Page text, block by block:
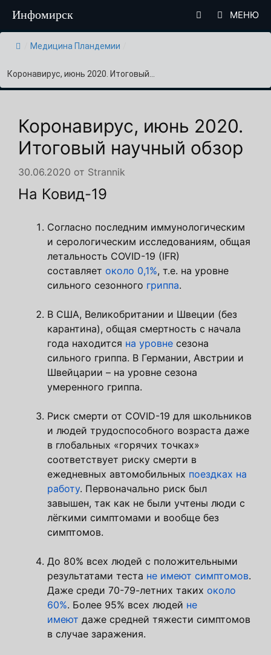
содержимому
Инфомирск МЕНЮ
Медицина Пландемии
Коронавирус, июнь 2020. Итоговый...
Коронавирус, июнь 2020.
Итоговый научный обзор
30.06.2020 от Strannik
На Ковид-19
Согласно последним иммунологическим
и серологическим исследованиям, общая
летальность COVID-19 (IFR)
составляет около 0,1%, т.е. на уровне
сильного сезонного гриппа.
В США, Великобритании и Швеции (без
карантина), общая смертность с начала
года находится на уровне сезона
сильного гриппа. В Германии, Австрии и
Швейцарии – на уровне сезона
умеренного гриппа.
Риск смерти от COVID-19 для школьников
и людей трудоспособного возраста даже
в глобальных «горячих точках»
соответствует риску смерти в
ежедневных автомобильных поездках на
работу. Первоначально риск был
завышен, так как не были учтены люди с
лёгкими симптомами и вообще без
симптомов.
До 80% всех людей с положительными
результатами теста не имеют симптомов.
Даже среди 70-79-летних таких около
60%. Более 95% всех людей не
имеют даже средней тяжести симптомов
в случае заражения.